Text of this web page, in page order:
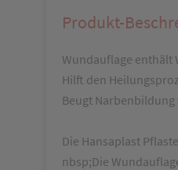
Produkt-
Wundauflage enthält
Hilft den
Beugt Narbenbildung
Die Hansaplast
nbsp;Die